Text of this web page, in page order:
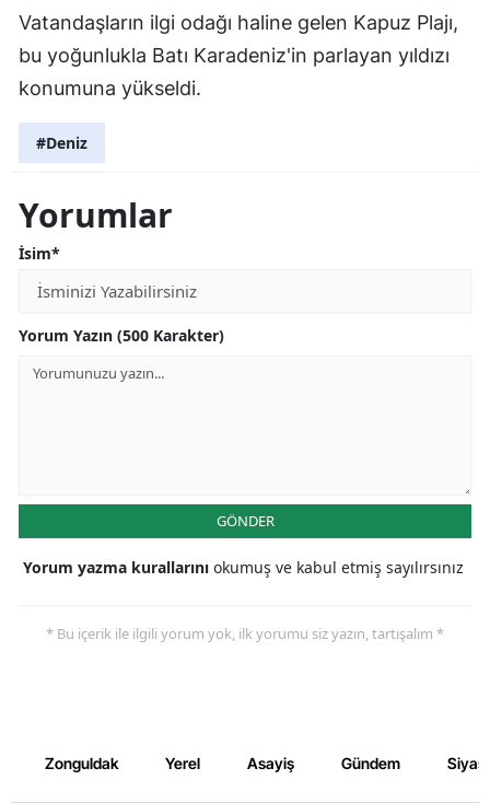
Vatandaşların ilgi odağı haline gelen Kapuz Plajı,
bu yoğunlukla Batı Karadeniz'in parlayan yıldızı
konumuna yükseldi.
#Deniz
Yorumlar
İsim*
Yorum Yazın (500 Karakter)
GÖNDER
Yorum yazma kurallarını okumuş ve kabul etmiş sayılırsınız
* Bu içerik ile ilgili yorum yok, ilk yorumu siz yazın, tartışalım *
Zonguldak Yerel Asayiş Gündem